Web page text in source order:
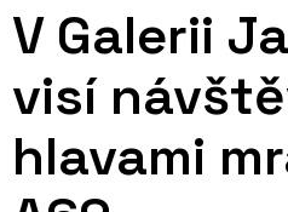
V Galerii
visí
hlavami